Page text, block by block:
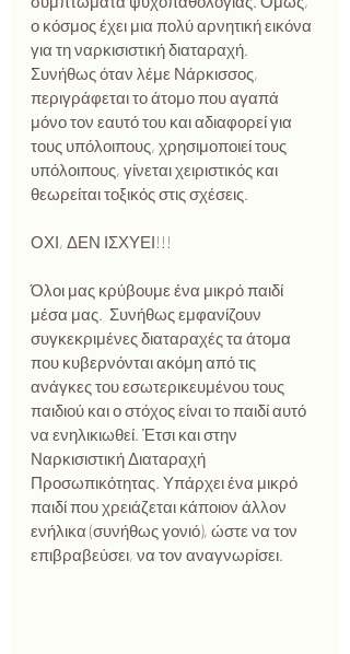
ο κόσμος έχει μια πολύ αρνητική εικόνα
για τη ναρκισιστική διαταραχή.
Συνήθως όταν λέμε Νάρκισσος,
περιγράφεται το άτομο που αγαπά
μόνο τον εαυτό του και αδιαφορεί για
τους υπόλοιπους, χρησιμοποιεί τους
υπόλοιπους, γίνεται χειριστικός και
θεωρείται τοξικός στις σχέσεις.
ΟΧΙ, ΔΕΝ ΙΣΧΥΕΙ!!!
Όλοι μας κρύβουμε ένα μικρό παιδί
μέσα μας.  Συνήθως εμφανίζουν
συγκεκριμένες διαταραχές τα άτομα
που κυβερνόνται ακόμη από τις
ανάγκες του εσωτερικευμένου τους
παιδιού και ο στόχος είναι το παιδί αυτό
να ενηλικιωθεί. Έτσι και στην
Ναρκισιστική Διαταραχή
Προσωπικότητας. Υπάρχει ένα μικρό
παιδί που χρειάζεται κάποιον άλλον
ενήλικα (συνήθως γονιό), ώστε να τον
επιβραβεύσει, να τον αναγνωρίσει.